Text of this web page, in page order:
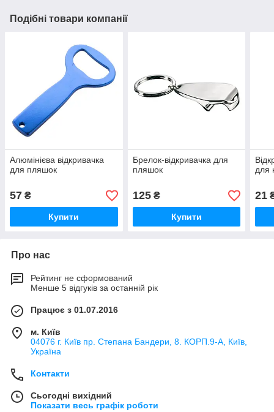
Подібні товари компанії
Алюмінієва відкривачка
для пляшок
57 ₴
Купити
Брелок-відкривачка для
пляшок
125₴
Купити
для
21
Про нас
Рейтинг не сформований
Менше 5 відгуків за останній рік
Працює з 01.07.2016
м. Київ
04076 г. Київ пр. Степана Бандери, 8. КОРП.9-А, Київ,
Україна
Контакти
Сьогодні вихідний
Показати весь графік роботи